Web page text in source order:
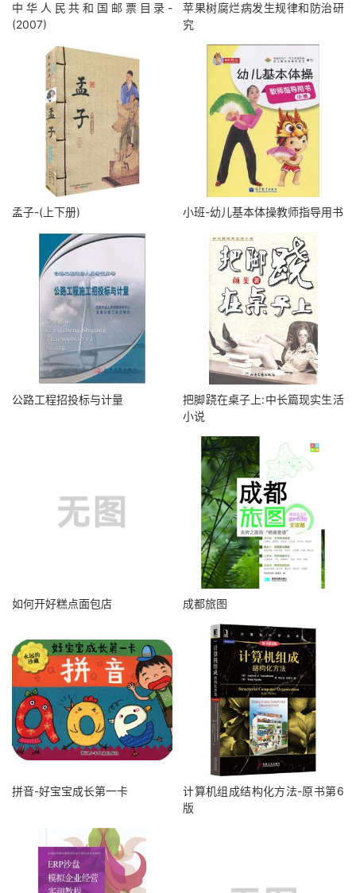
中华人民共和国邮票目录-
(2007)
苹果树腐烂病发生规律和防治研
究
孟子-(上下册) 小班-幼儿基本体操教师指导用书
公路工程招投标与计量
把脚跷在桌子上:中长篇现实生活
小说
如何开好糕点面包店 成都旅图
拼音-好宝宝成长第一卡
计算机组成结构化方法-原书第6
版